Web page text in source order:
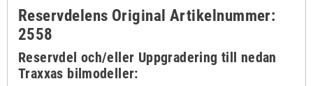
Reservdelens Original Artikelnummer:
2558
Reservdel och/eller Uppgradering till nedan
Traxxas bilmodeller: